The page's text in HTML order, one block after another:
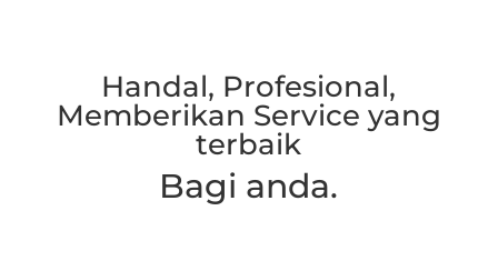
Handal, Profesional,
Memberikan Service yang
terbaik
Bagi anda.